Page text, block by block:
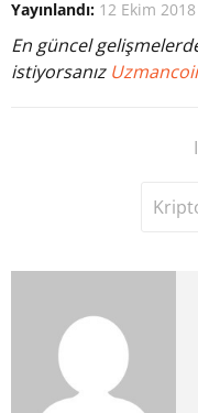
Yayınlandı: 12 Ekim
En güncel
istiyorsanız